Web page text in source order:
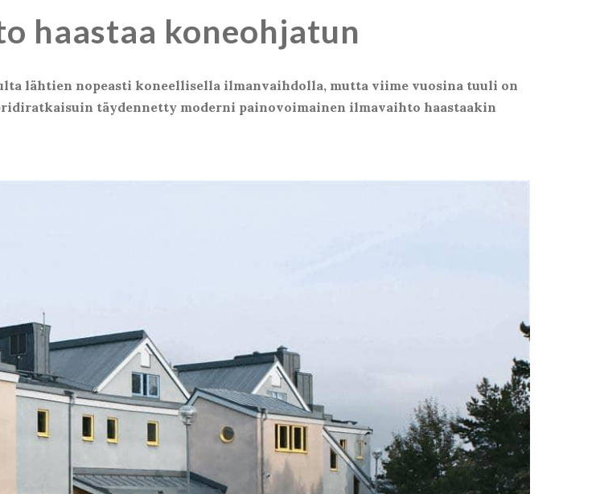
haastaa koneohjatun
lähtien nopeasti koneellisella ilmanvaihdolla, mutta viime vuosina tuuli on
täydennetty moderni painovoimainen ilmavaihto haastaakin